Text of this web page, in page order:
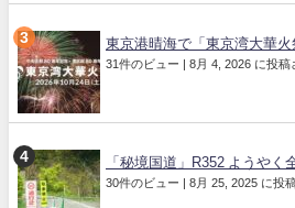
東京港晴海で「東京湾大華火
31件のビュー | 8月 4, 2026 に投稿
「秘境国道」R352 ようや
30件のビュー | 8月 25, 2025 に投